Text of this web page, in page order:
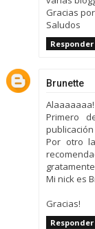
Gracias
Saludos
Responder
Brunette
Alaaaaaaa!
Primero
publicación
Por otro
Mi nick es
Gracias!
Responder